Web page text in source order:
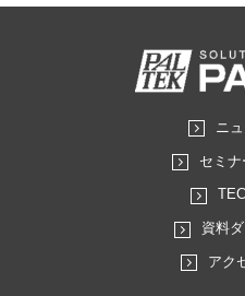
ニ
セミナ
資料
アク